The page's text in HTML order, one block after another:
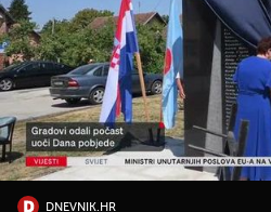
DNEVNIK.HR